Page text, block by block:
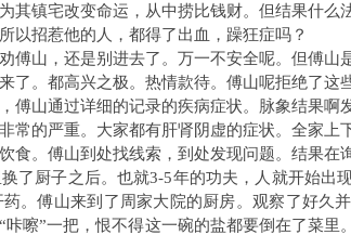
其镇宅改变命运，从中捞比钱财。但结果什么
以招惹他的人，都得了出血，躁狂症吗？
傅山，还是别进去了。万一不安全呢。但傅山
了。都高兴之极。热情款待。傅山呢拒绝了这
傅山通过详细的记录的疾病症状。脉象结果啊
常的严重。大家都有肝肾阴虚的症状。全家上
食。傅山到处找线索，到处发现问题。结果在
了厨子之后。也就3-5年的功夫，人就开始出
。傅山来到了周家大院的厨房。观察了好久
咔嚓”一把，恨不得这一碗的盐都要倒在了菜